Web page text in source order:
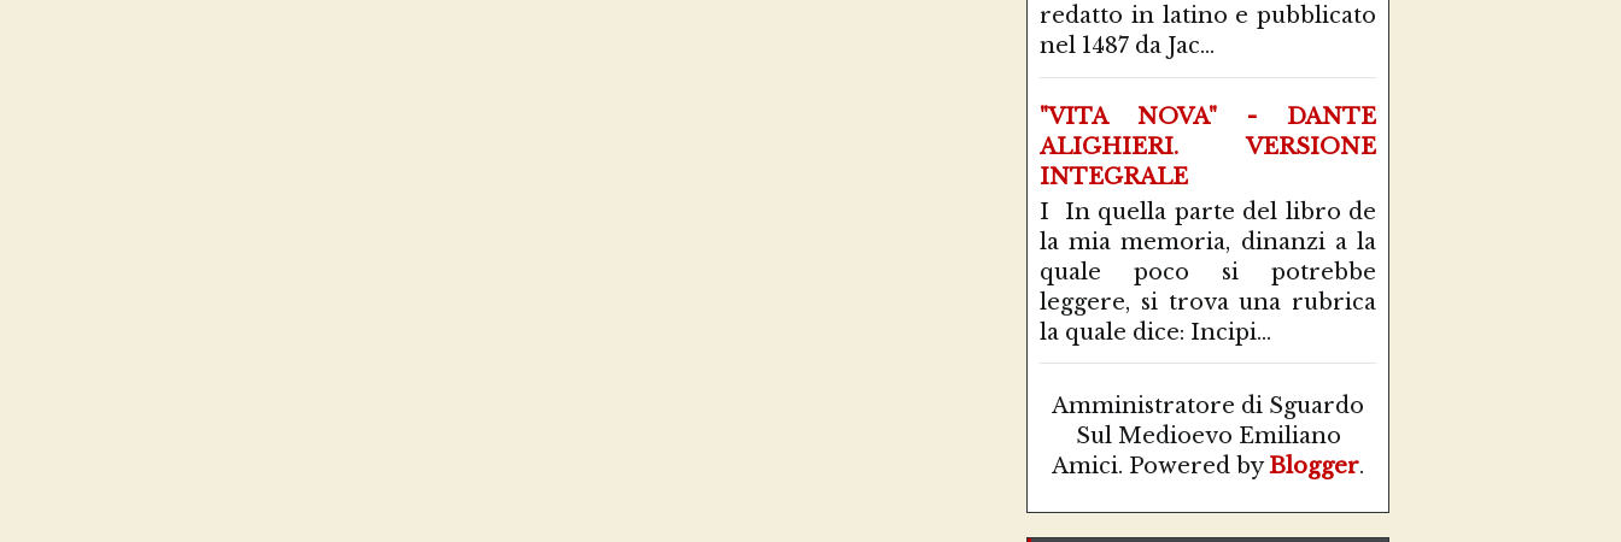
redatto in latino e pubblicato
nel 1487 da Jac...
"VITA NOVA" - DANTE
ALIGHIERI. VERSIONE
INTEGRALE
I In quella parte del libro de
la mia memoria, dinanzi a la
quale poco si potrebbe
leggere, si trova una rubrica
la quale dice: Incipi...
Amministratore di Sguardo
Sul Medioevo Emiliano
Amici. Powered byBlogger.